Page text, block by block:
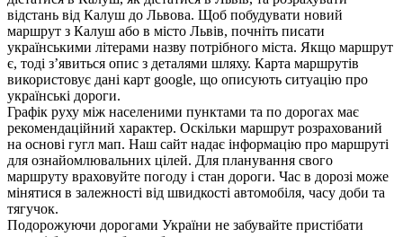
відстань від Калуш до Львова. Щоб побудувати новий
маршрут з Калуш або в місто Львів, почніть писати
українськими літерами назву потрібного міста. Якщо маршрут
є, тоді з’явиться опис з деталями шляху. Карта маршрутів
використовує дані карт google, що описують ситуацію про
українські дороги.
Графік руху між населеними пунктами та по дорогах має
рекомендаційний характер. Оскільки маршрут розрахований
на основі гугл мап. Наш сайт надає інформацію про маршруті
для ознайомлювальних цілей. Для планування свого
маршруту враховуйте погоду і стан дороги. Час в дорозі може
мінятися в залежності від швидкості автомобіля, часу доби та
тягучок.
Подорожуючи дорогами України не забувайте пристібати